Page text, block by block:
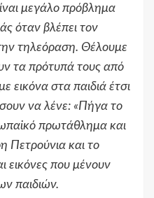
μεγάλο πρόβλημα
όταν βλέπει τον
τηλεόραση. Θέλουμε
τα πρότυπά τους από
εικόνα στα παιδιά έτσι
να λένε: «Πήγα το
πρωτάθλημα και
Πετρούνια και το
εικόνες που μένουν
παιδιών.